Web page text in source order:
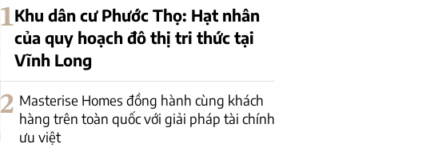
1Khu dân cư Phước Thọ: Hạt nhân
của quy hoạch đô thị tri thức tại
Vĩnh Long
2 Masterise Homes đồng hành cùng khách
hàng trên toàn quốc với giải pháp tài chính
ưu việt